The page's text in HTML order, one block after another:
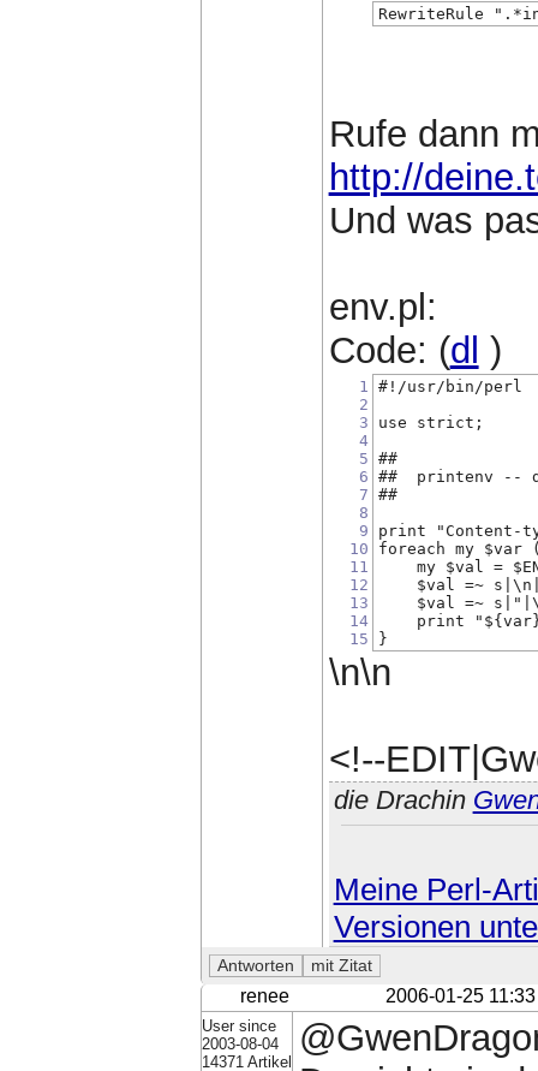
RewriteRule
Rufe dann
http://
Und was
env.pl:
Code: (dl )
1
2
3
4
5
6
7
8
9
10
11
12
13
14
15
#!/usr/bin/perl
use strict;
##
##  printenv --
##
print "Content-
foreach my $var
my $val =
$val =~
$val =~
print
}
\n\n
<!--
die Drachin
Meine Perl-
Versionen
renee 2006-01-25 11:33
User since
2003-08-04
14371 Artikel